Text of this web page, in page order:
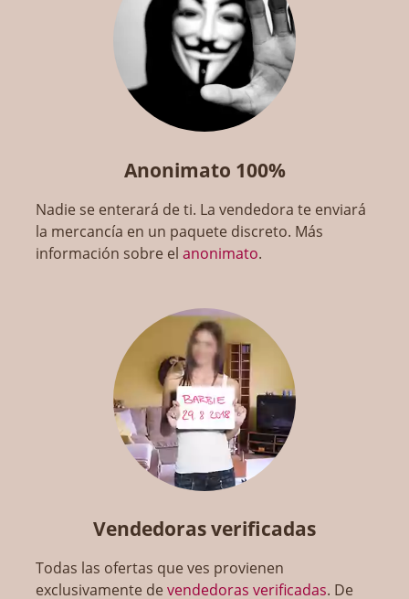
Anonimato 100%
Nadie se enterará de ti. La vendedora te enviará
la mercancía en un paquete discreto. Más
información sobre elanonimato.
Vendedoras verificadas
Todas las ofertas que ves provienen
exclusivamente devendedoras verificadas. De